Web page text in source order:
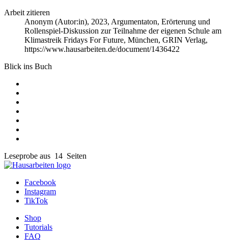
Arbeit zitieren
Anonym (Autor:in), 2023, Argumentaton, Erörterung und
Rollenspiel-Diskussion zur Teilnahme der eigenen Schule am
Klimastreik Fridays For Future, München, GRIN Verlag,
https://www.hausarbeiten.de/document/1436422
Blick ins Buch
Leseprobe aus 14 Seiten
Facebook
Instagram
TikTok
Shop
Tutorials
FAQ